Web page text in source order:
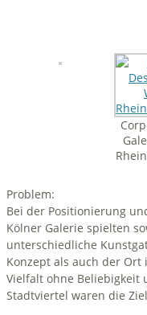
Problem:
Bei der Positionierung
Kölner Galerie spielten
unterschiedliche
Konzept als auch der Ort
Vielfalt ohne Beliebigkeit
Stadtviertel waren die